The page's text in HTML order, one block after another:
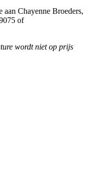
Chayenne Broeders,
of
wordt niet op prijs